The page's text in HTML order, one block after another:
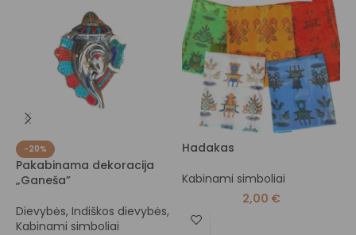
-20%
Pakabinama dekoracija
„Ganeša”
Dievybės, Indiškos dievybės,
Kabinami simboliai
Hadakas
Kabinami simboliai
2,00 €